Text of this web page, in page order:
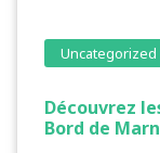
Uncategorized
Découvrez
Bord de